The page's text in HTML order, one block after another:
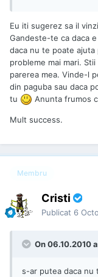
Eu iti sugerez sa il
Gandeste-te ca daca
daca nu te poate
probleme mai mari.
parerea mea. Vinde-l
din paguba sau daca
tu
Anunta frumos
Mult success.
Membru
Cristi
Publicat 6
On 06.10.2010
s-ar putea daca nu